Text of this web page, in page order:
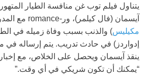
آيسمان (فال كيلمر)، ور-romance مع المدرب تشارلي (
مكيليس) والذنب بسبب وفاة زميله في
إدواردز) في حادث تدريب. يتم إرساله في
ينقذ آيسمان ويحصل على الخلاص، مع
“يمكنك أن تكون شريكي في أي وقت.”